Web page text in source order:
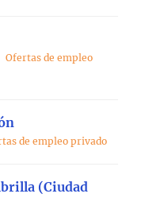
Ofertas de empleo
de empleo privado
(Ciudad